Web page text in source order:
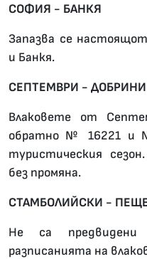
СОФИЯ - БАНКЯ
Запазва се
и Банкя.
СЕПТЕМВРИ -
Влаковете от
обратно № 16221 и
туристическия
без промяна.
СТАМБОЛИЙСКИ -
Не са предвидени
разписанията на